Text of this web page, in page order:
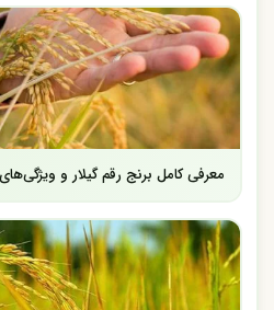
معرفی کامل برنج رقم گیلار و